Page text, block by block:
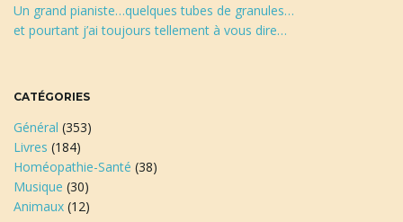
Un grand pianiste…quelques tubes de granules…
et pourtant j’ai toujours tellement à vous dire…
CATÉGORIES
Général (353)
Livres (184)
Homéopathie-Santé (38)
Musique (30)
Animaux (12)